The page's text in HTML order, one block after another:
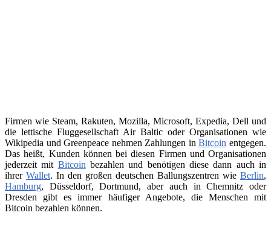
Firmen wie Steam, Rakuten, Mozilla, Microsoft, Expedia, Dell und
die lettische Fluggesellschaft Air Baltic oder Organisationen wie
Wikipedia und Greenpeace nehmen Zahlungen inBitcoin entgegen.
Das heißt, Kunden können bei diesen Firmen und Organisationen
jederzeit mit Bitcoin bezahlen und benötigen diese dann auch in
ihrer Wallet. In den großen deutschen Ballungszentren wie Berlin,
Hamburg, Düsseldorf, Dortmund, aber auch in Chemnitz oder
Dresden gibt es immer häufiger Angebote, die Menschen mit
Bitcoin bezahlen können.